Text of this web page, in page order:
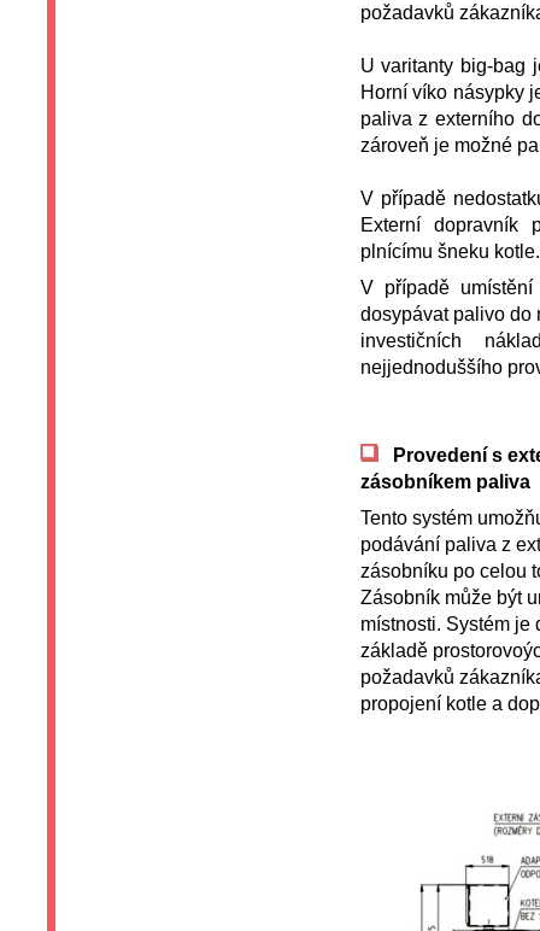
požadavků
U varitanty big-bag
Horní víko násypky
paliva z externího
zároveň je možné
V případě
Externí dopravník
plnícímu šneku kotle.
V případě
dosypávat palivo
investičních
nejjednoduššího
Provedení s
zásobníkem paliva
Tento systém
podávání paliva z
zásobníku po celou
Zásobník může být
místnosti. Systém je
základě
požadavků
propojení kotle a